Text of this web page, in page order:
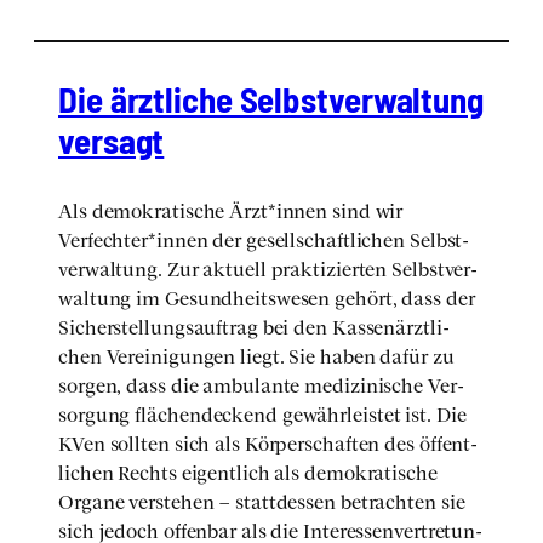
Die ärzt­li­che Selbst­ver­wal­tung
ver­sagt
Als demo­kra­ti­sche Ärzt*innen sind wir
Verfechter*innen der gesell­schaft­li­chen Selbst­
ver­wal­tung. Zur aktu­ell prak­ti­zier­ten Selbst­ver­
wal­tung im Gesund­heits­we­sen gehört, dass der
Sicher­stel­lungs­auf­trag bei den Kas­sen­ärzt­li­
chen Ver­ei­ni­gun­gen liegt. Sie haben dafür zu
sor­gen, dass die ambu­lan­te medi­zi­ni­sche Ver­
sor­gung flä­chen­de­ckend gewähr­leis­tet ist. Die
KVen soll­ten sich als Kör­per­schaf­ten des öffent­
li­chen Rechts eigent­lich als demo­kra­ti­sche
Orga­ne ver­ste­hen – statt­des­sen betrach­ten sie
sich jedoch offen­bar als die Inter­es­sen­ver­tre­tun­